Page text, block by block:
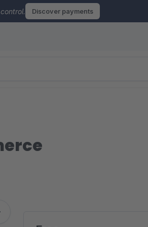
Discover payments